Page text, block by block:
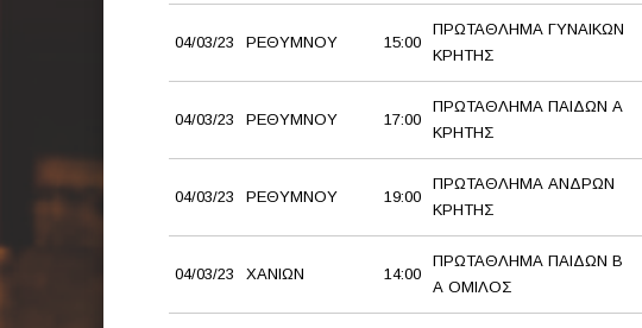
04/03/23 ΡΕΘΥΜΝΟΥ 15:00
ΠΡΩΤΑΘΛΗΜΑ ΓΥΝΑΙΚΩΝ
ΚΡΗΤΗΣ
04/03/23 ΡΕΘΥΜΝΟΥ 17:00
ΠΡΩΤΑΘΛΗΜΑ ΠΑΙΔΩΝ Α
ΚΡΗΤΗΣ
04/03/23 ΡΕΘΥΜΝΟΥ 19:00
ΠΡΩΤΑΘΛΗΜΑ ΑΝΔΡΩΝ
ΚΡΗΤΗΣ
04/03/23 ΧΑΝΙΩΝ 14:00
ΠΡΩΤΑΘΛΗΜΑ ΠΑΙΔΩΝ Β
Α ΟΜΙΛΟΣ